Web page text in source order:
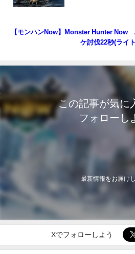
【モンハンNow】Monster Hunter Now
ケ討伐22秒(ライ
この記事が気に
フォローし
最新情報をお届け
Xでフォローしよう